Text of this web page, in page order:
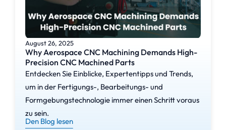
August 26, 2025
Why Aerospace CNC Machining Demands High-
Precision CNC Machined Parts
Entdecken Sie Einblicke, Expertentipps und Trends,
um in der Fertigungs-, Bearbeitungs- und
Formgebungstechnologie immer einen Schritt voraus
zu sein.
Den Blog lesen